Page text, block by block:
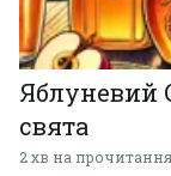
Яблуневий
свята
2 хв на прочитання